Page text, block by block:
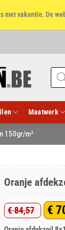
met vakantie. De
zoeken
Maatwerk
150gr/m²
Oranje
€84,57 €
Huidige